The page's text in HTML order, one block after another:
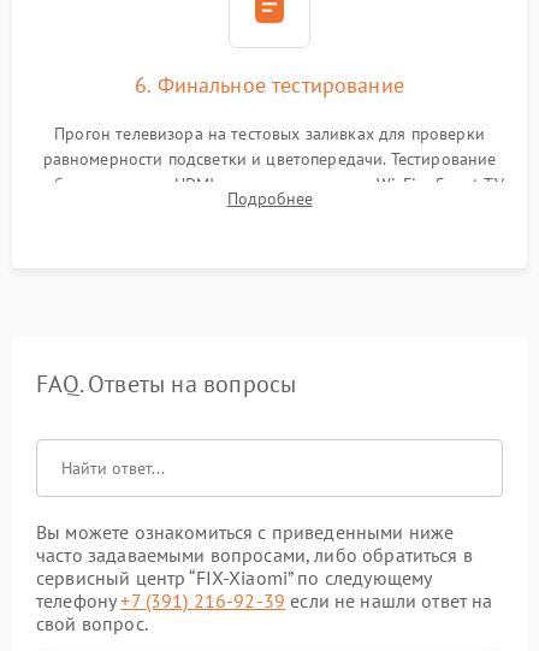
6. Финальное тестирование
Прогон телевизора на тестовых заливках для проверки
равномерности подсветки и цветопередачи. Тестирование
работы разъемов HDMI, динамиков, модуля Wi-Fi и Smart TV
в рабочем режиме в течение нескольких часов.
Подробнее
FAQ. Ответы на вопросы
Вы можете ознакомиться с приведенными ниже
часто задаваемыми вопросами, либо обратиться в
сервисный центр “FIX-Xiaomi” по следующему
телефону+7 (391) 216-92-39 если не нашли ответ на
свой вопрос.